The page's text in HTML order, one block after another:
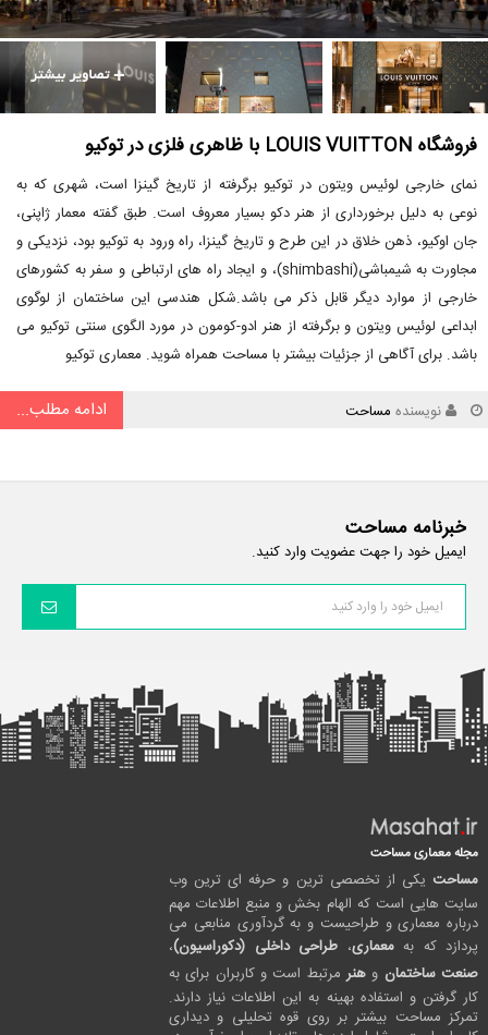
فروشگاه LOUIS VUITTON با ظاهری فلزی در توکیو
نمای خارجی لوئیس ویتون در توکیو برگرفته از تاریخ گینزا است، شهری که به
نوعی به دلیل برخورداری از هنر دکو بسیار معروف است. طبق گفته معمار ژاپنی،
جان اوکیو، ذهن خلاق در این طرح و تاریخ گینزا، راه ورود به توکیو بود، نزدیکی و
مجاورت به شیمباشی(shimbashi)، و ایجاد راه های ارتباطی و سفر به کشورهای
خارجی از موارد دیگر قابل ذکر می باشد.شکل هندسی این ساختمان از لوگوی
ابداعی لوئیس ویتون و برگرفته از هنر ادو-کومون در مورد الگوی سنتی توکیو می
باشد. برای آگاهی از جزئیات بیشتر با مساحت همراه شوید. معماری توکیو
نویسنده مساحت ادامه مطلب...
خبرنامه مساحت
ایمیل خود را جهت عضویت وارد کنید.
مجله معماری مساحت
مساحت یکی از تخصصی ترین و حرفه ای ترین وب
سایت هایی است که الهام بخش و منبع اطلاعات مهم
درباره معماری و طراحیست و به گردآوری منابعی می
پردازد که بهمعماری، طراحی داخلی (دکوراسیون)،
صنعت ساختمان و هنرمرتبط است و کاربران برای به
کار گرفتن و استفاده بهینه به این اطلاعات نیاز دارند.
تمرکز مساحت بیشتر بر روی قوه تحلیلی و دیداری